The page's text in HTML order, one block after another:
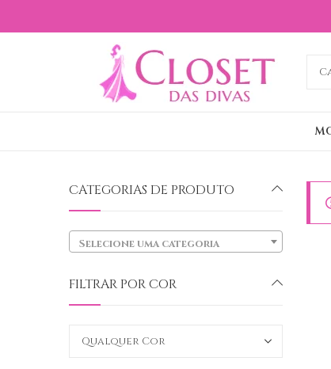
CATEGORIAS DE PRODUTO
Selecione uma categoria
FILTRAR POR COR